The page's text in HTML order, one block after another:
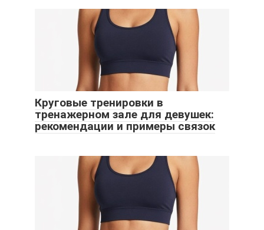
Круговые тренировки в
тренажерном зале для девушек:
рекомендации и примеры связок